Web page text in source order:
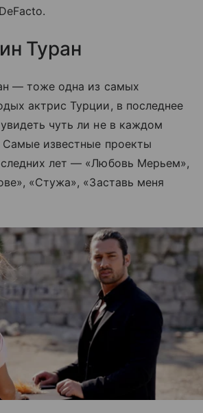
Туран
— тоже одна из самых
актрис Турции, в последнее
чуть ли не в каждом
известные проекты
лет — «Любовь Мерьем»,
«Стужа», «Заставь меня